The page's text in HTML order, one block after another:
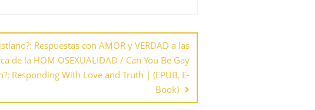
Respuestas con AMOR y VERDAD a las
de la HOM OSEXUALIDAD / Can You Be Gay
Responding With Love and Truth | (EPUB, E-
Book)